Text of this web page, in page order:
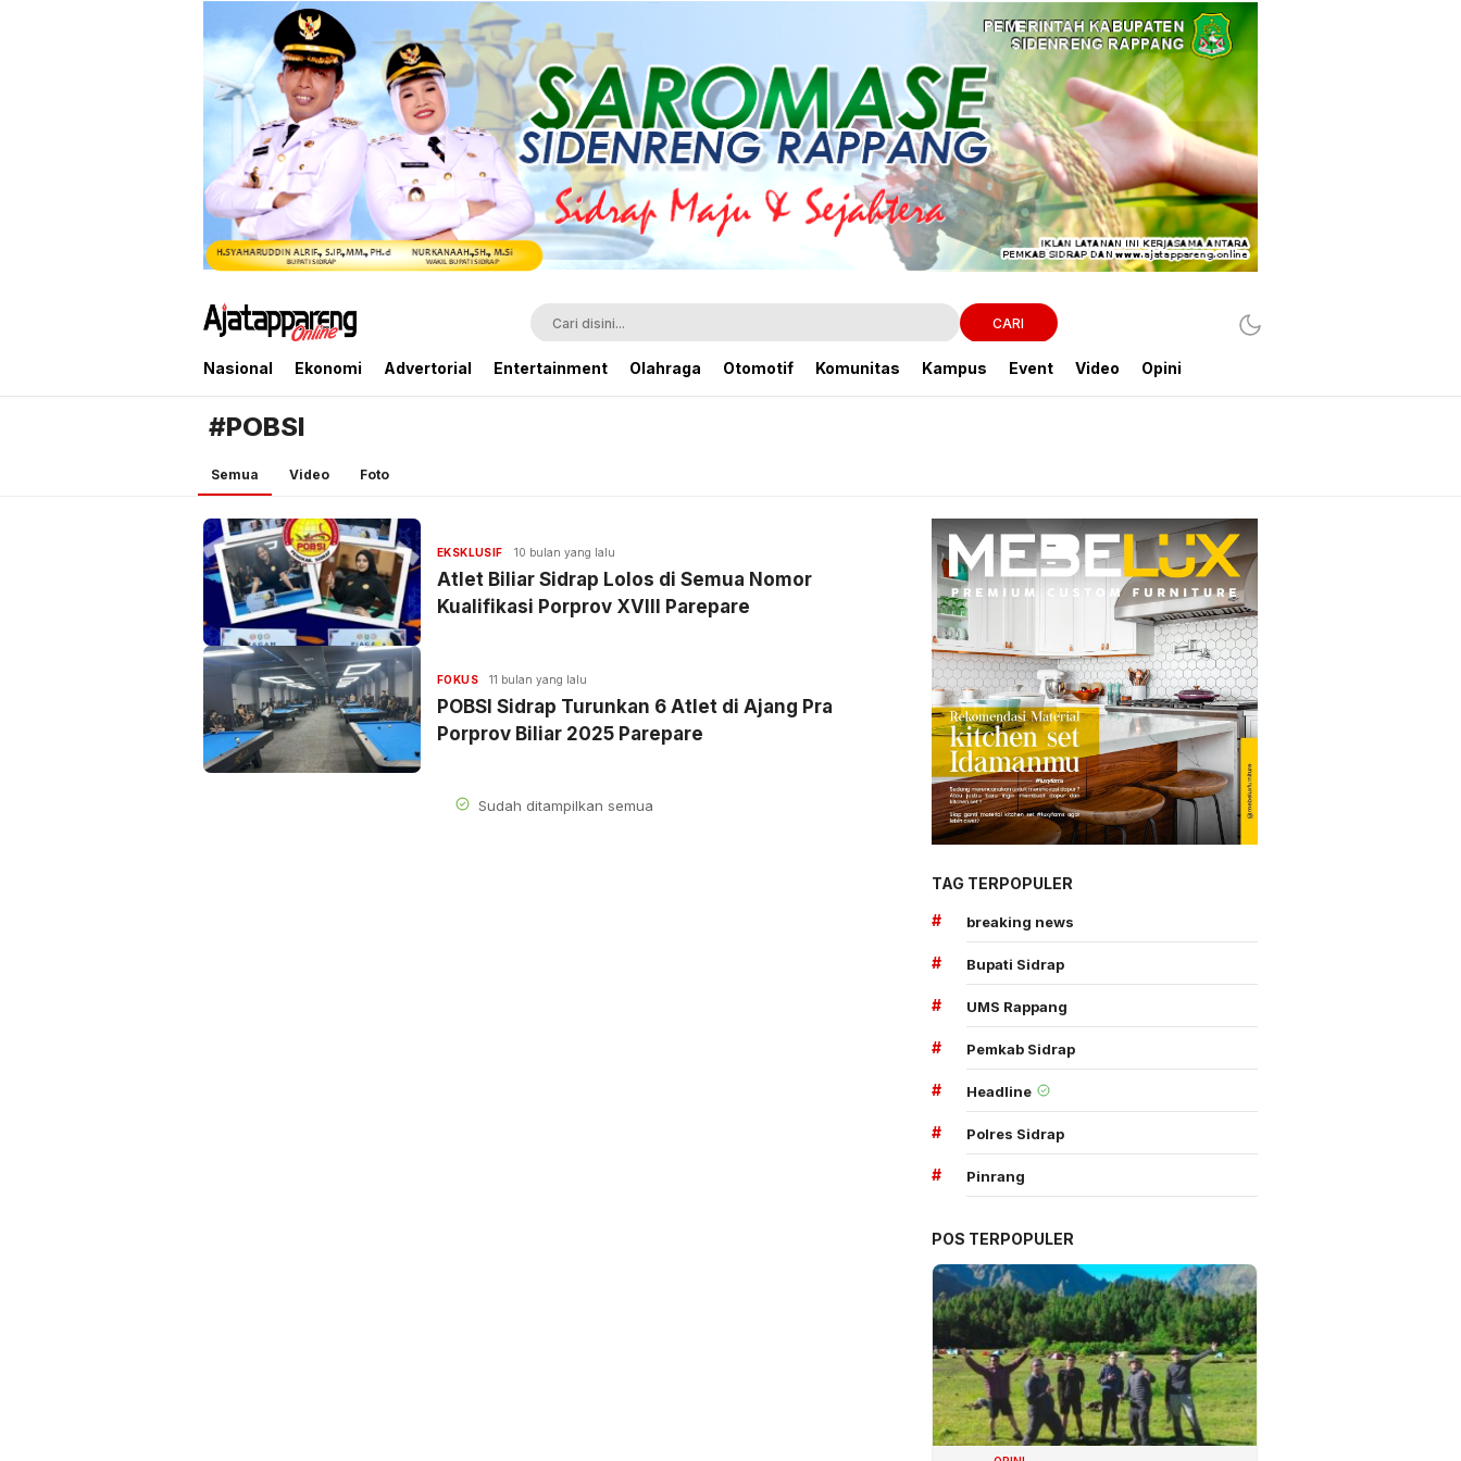
Ajatappareng Online
Media Terpercaya Anda
CARI
Nasional Ekonomi Advertorial Entertainment Olahraga Otomotif Komunitas Kampus Event Video Opini
#POBSI
Semua Video Foto
EKSKLUSIF 10 bulan yang lalu
Atlet Biliar Sidrap Lolos di Semua Nomor
Kualifikasi Porprov XVIII Parepare
FOKUS 11 bulan yang lalu
POBSI Sidrap Turunkan 6 Atlet di Ajang Pra
Porprov Biliar 2025 Parepare
Sudah ditampilkan semua
TAG TERPOPULER
#
breaking news
# Bupati Sidrap
# UMS Rappang
# Pemkab Sidrap
# Headline
# Polres Sidrap
# Pinrang
POS TERPOPULER